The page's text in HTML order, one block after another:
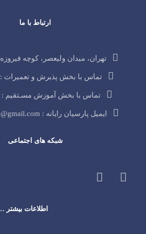
ارتباط با ما
تهران، میدان ولیعصر، کوچه فیروزه، پلاک
تماس با بخش پذیرش و تعمیرات : ۰۲۱۸۸۹۴۶۲7۹
تماس با بخش آموزش مسـتقیم : ۰۹۱۲۳۹۷۰۹۵۵
ایمیل پارسیان رایانه : parsianrayaneco@gmail.com
شبکه های اجتماعی
اطلاعات بیشتر